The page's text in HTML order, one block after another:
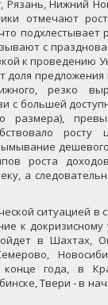
Рязань, Нижний
отмечают
подхлестывает
с
к проведению
доля предложения
резко
с большей
размера),
роста
а
ситуацией в
к
в Шахтах,
года, в
Твери - в